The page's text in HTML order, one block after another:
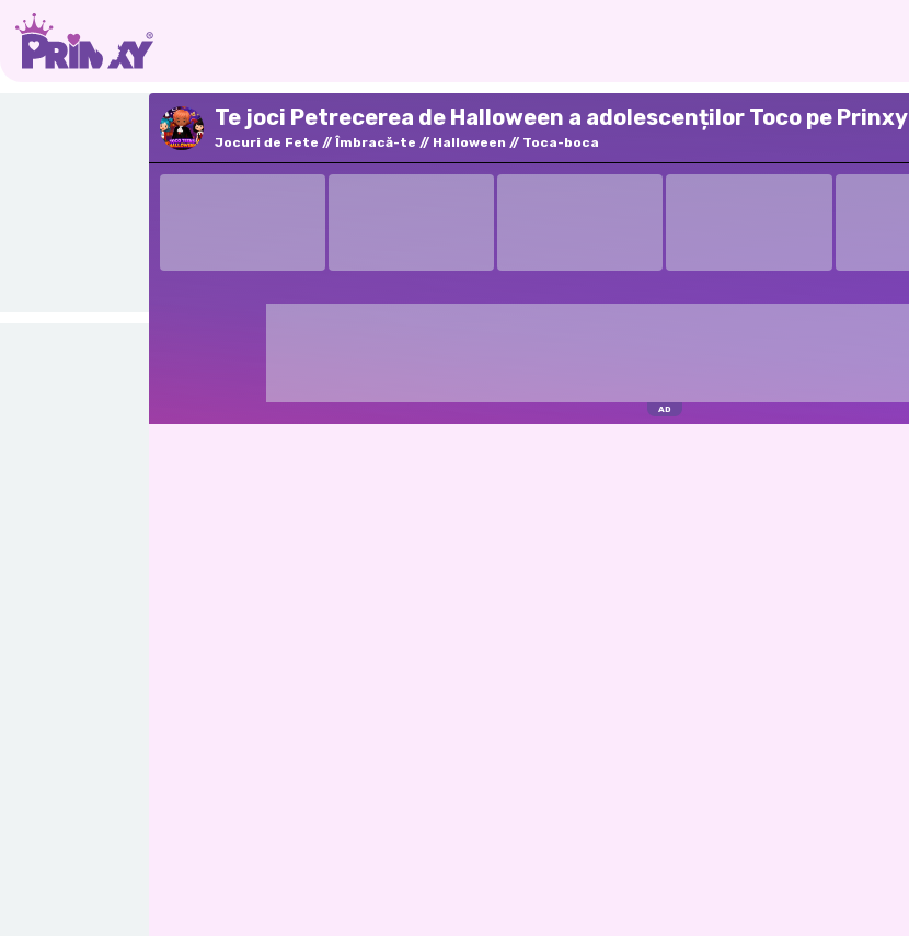
Te joci Petrecerea de Halloween a adolescenților Toco pe Prinxy
Jocuri de Fete Îmbracă-te Halloween Toca-boca